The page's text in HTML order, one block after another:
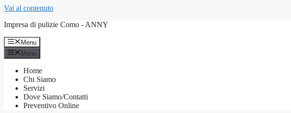
Vai al contenuto
Impresa di pulizie Como - ANNY
Menu
Menu
Home
Chi Siamo
Servizi
Dove Siamo/Contatti
Preventivo Online